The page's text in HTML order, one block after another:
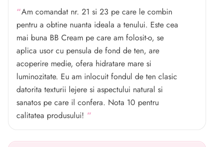
Am comandat nr. 21 si 23 pe care le combin
pentru a obtine nuanta ideala a tenului. Este cea
mai buna BB Cream pe care am folosit-o, se
aplica usor cu pensula de fond de ten, are
acoperire medie, ofera hidratare mare si
luminozitate. Eu am inlocuit fondul de ten clasic
datorita texturii lejere si aspectului natural si
sanatos pe care il confera. Nota 10 pentru
calitatea produsului!